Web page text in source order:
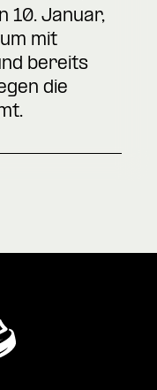
10. Januar,
mit
bereits
die